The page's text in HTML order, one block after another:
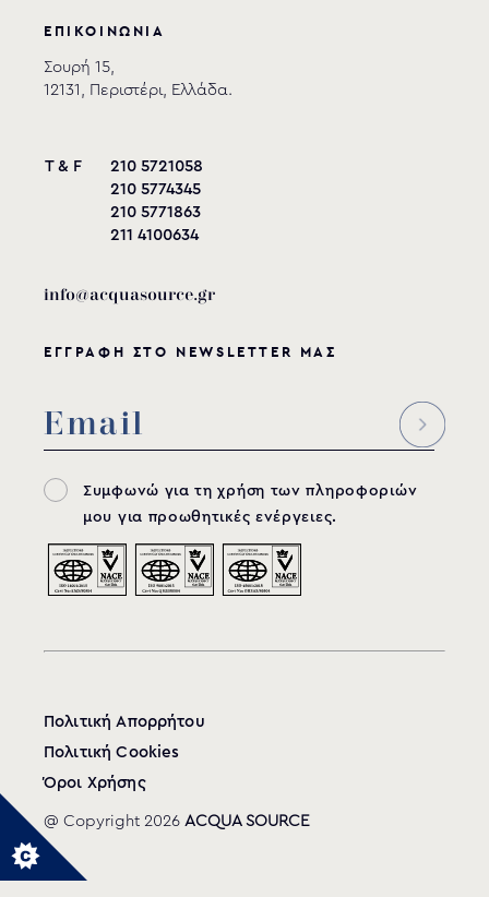
ΕΠΙΚΟΙΝΩΝΙΑ
Σουρή 15,
12131, Περιστέρι, Ελλάδα.
T & F
210 5721058
210 5774345
210 5771863
211 4100634
info@acquasource.gr
ΕΓΓΡΑΦΗ ΣΤΟ NEWSLETTER ΜΑΣ
Συμφωνώ για τη χρήση των πληροφοριών
μου για προωθητικές ενέργειες.
Πολιτική Απορρήτου
Πολιτική Cookies
Όροι Χρήσης
@ Copyright 2026 ACQUA SOURCE